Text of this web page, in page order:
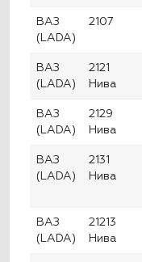
ВАЗ
(LADA)
2107
ВАЗ
(LADA)
2121
Нива
ВАЗ
(LADA)
2129
Нива
ВАЗ
(LADA)
2131
Нива
ВАЗ
(LADA)
21213
Нива